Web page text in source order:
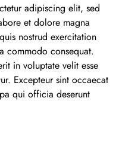
Sween
Sween
digitales
condado
de Montgomery
Historia
adipiscing elit, sed
et dolore magna
nostrud exercitation
commodo consequat.
in voluptate velit esse
Excepteur sint occaecat
qui officia deserunt